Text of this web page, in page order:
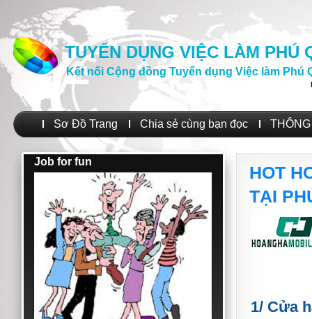
TUYỂN DỤNG VIỆC LÀM PHÚ
Kết nối Cộng đồng Tuyển dụng Việc làm Phú
Sơ Đồ Trang Chia sẻ cùng bạn đọc
Job for fun
HOT
TẠI
1/ Cửa